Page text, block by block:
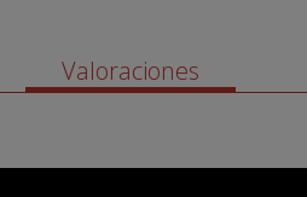
Valoraciones